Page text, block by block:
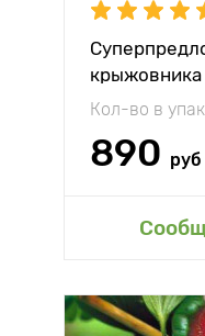
саженцев
Кол-во в
890 руб